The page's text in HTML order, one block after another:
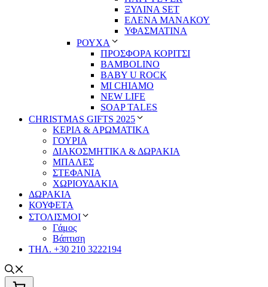
ΞΥΛΙΝΑ SET
ΕΛΕΝΑ ΜΑΝΑΚΟΥ
ΥΦΑΣΜΑΤΙΝΑ
ΡΟΥΧΑ
ΠΡΟΣΦΟΡΑ ΚΟΡΙΤΣΙ
BAMBOLINO
BABY U ROCK
MI CHIAMO
NEW LIFE
SOAP TALES
CHRISTMAS GIFTS 2025
ΚΕΡΙΑ & ΑΡΩΜΑΤΙΚΑ
ΓΟΥΡΙΑ
ΔΙΑΚΟΣΜΗΤΙΚΑ & ΔΩΡΑΚΙΑ
ΜΠΑΛΕΣ
ΣΤΕΦΑΝΙΑ
ΧΩΡΙΟΥΔΑΚΙΑ
ΔΩΡΑΚΙΑ
ΚΟΥΦΕΤΑ
ΣΤΟΛΙΣΜΟΙ
Γάμος
Βάπτιση
ΤΗΛ. +30 210 3222194